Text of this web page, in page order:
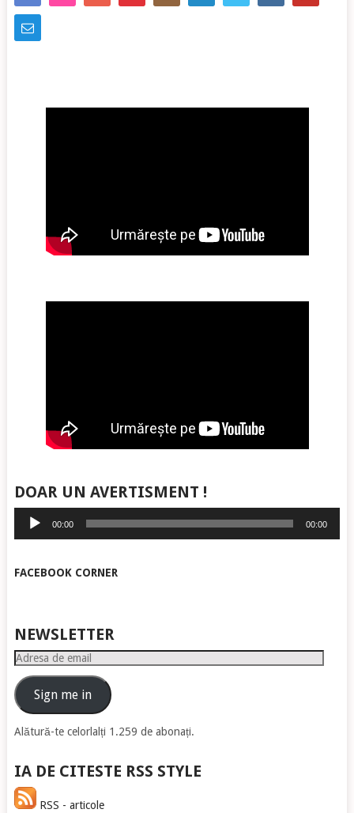
DOAR UN AVERTISMENT !
Player
audio
00:00 00:00
FACEBOOK CORNER
NEWSLETTER
Adresa
emailSign me in
Alătură-te celorlalți 1.259 de abonați.
IA DE CITESTE RSS STYLE
RSS - articole